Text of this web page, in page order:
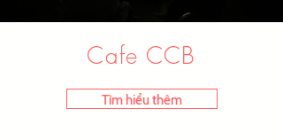
Cafe CCB
Tìm hiểu thêm